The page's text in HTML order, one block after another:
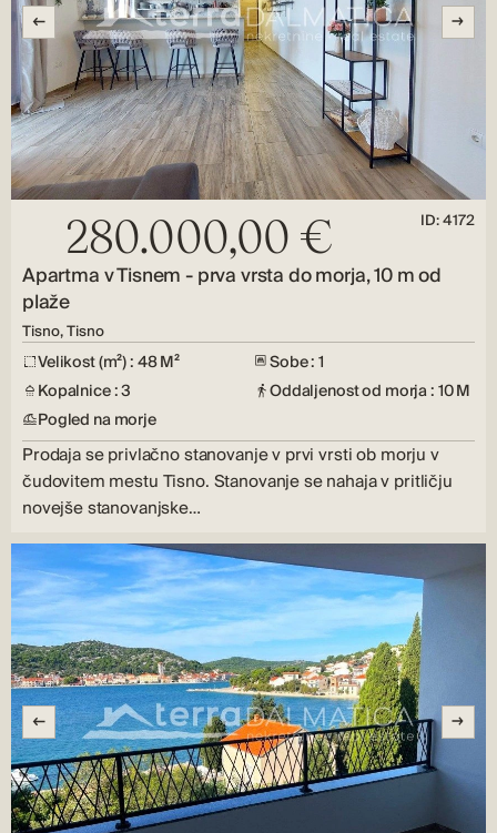
280.000,00 € ID: 4172
Apartma v Tisnem - prva vrsta do morja, 10 m od
plaže
Tisno, Tisno
Velikost (m²) : 48 M²
Sobe : 1
Kopalnice : 3
Oddaljenost od morja : 10 M
Pogled na morje
Prodaja se privlačno stanovanje v prvi vrsti ob morju v
čudovitem mestu Tisno. Stanovanje se nahaja v pritličju
novejše stanovanjske…